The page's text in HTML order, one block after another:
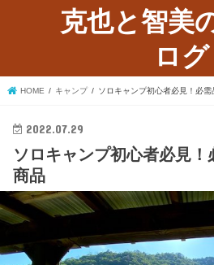
克也と智美
ログ
HOME キャンプ ソロキャンプ初心者必見！必
2022.07.29
ソロキャンプ初心者必見
商品